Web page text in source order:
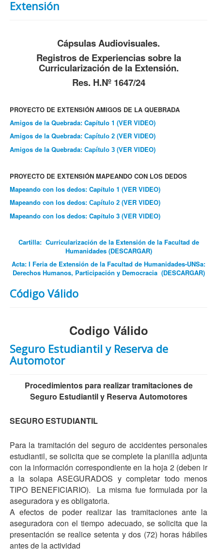
Extensión
Cápsulas Audiovisuales.
Registros de Experiencias sobre la
Curricularización de la Extensión.
Res. H.Nº 1647/24
PROYECTO DE EXTENSIÓN AMIGOS DE LA QUEBRADA
Amigos de la Quebrada: Capítulo 1 (VER VIDEO)
Amigos de la Quebrada: Capítulo 2 (VER VIDEO)
Amigos de la Quebrada: Capítulo 3 (VER VIDEO)
PROYECTO DE EXTENSIÓN MAPEANDO CON LOS DEDOS
Mapeando con los dedos: Capítulo 1 (VER VIDEO)
Mapeando con los dedos: Capítulo 2 (VER VIDEO)
Mapeando con los dedos: Capítulo 3 (VER VIDEO)
Cartilla: Curricularización de la Extensión de la Facultad de
Humanidades (DESCARGAR)
Acta: I Feria de Extensión de la Facultad de Humanidades-UNSa:
Derechos Humanos, Participación y Democracia (DESCARGAR)
Código Válido
Codigo Válido
Seguro Estudiantil y Reserva de
Automotor
Procedimientos para realizar tramitaciones de
Seguro Estudiantil y Reserva Automotores
SEGURO ESTUDIANTIL
Para la tramitación del seguro de accidentes personales
estudiantil, se solicita que se complete la planilla adjunta
con la información correspondiente en la hoja 2 (deben ir
a la solapa ASEGURADOS y completar todo menos
TIPO BENEFICIARIO). La misma fue formulada por la
aseguradora y es obligatoria.
A efectos de poder realizar las tramitaciones ante la
aseguradora con el tiempo adecuado, se solicita que la
presentación se realice setenta y dos (72) horas hábiles
antes de la actividad